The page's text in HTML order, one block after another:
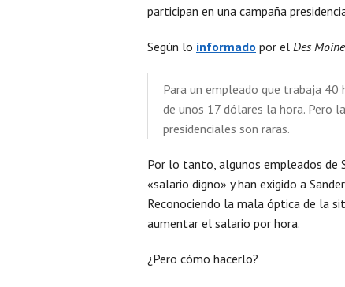
participan en una campaña
Según lo informado por el Des
Para un empleado que trabaja
de unos 17 dólares la hora. Pero
presidenciales son raras.
Por lo tanto, algunos empleados de
«salario digno» y han exigido a
Reconociendo la mala óptica de la
aumentar el salario por hora.
¿Pero cómo hacerlo?